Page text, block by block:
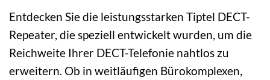
Entdecken Sie die leistungsstarken Tiptel DECT-
Repeater, die speziell entwickelt wurden, um die
Reichweite Ihrer DECT-Telefonie nahtlos zu
erweitern. Ob in weitläufigen Bürokomplexen,